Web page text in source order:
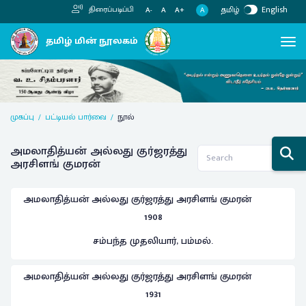
திரைப்படிப்பி A- A A+ A தமிழ் English
Previous Next
முகப்பு பட்டியல் பார்வை நூல்
அமலாதித்யன் அல்லது குர்ஜரத்து
அரசிளங் குமரன்
அமலாதித்யன் அல்லது குர்ஜரத்து அரசிளங் குமரன்
1908
சம்பந்த முதலியார், பம்மல்.
அமலாதித்யன் அல்லது குர்ஜரத்து அரசிளங் குமரன்
1931